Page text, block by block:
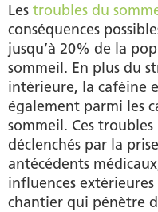
Les troubles du
conséquences
jusqu’à 20% de la
sommeil. En plus du
intérieure, la caféine
également parmi les
sommeil. Ces
déclenchés par la
antécédents
influences
chantier qui pénètre